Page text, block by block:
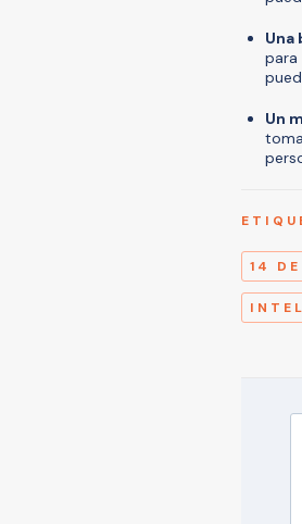
Una
para
Un
14 DE